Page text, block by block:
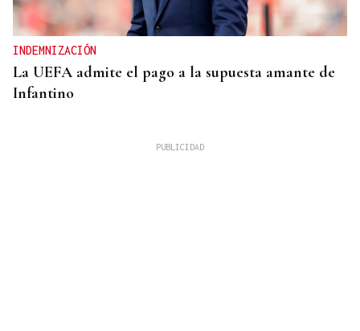
INDEMNIZACIÓN
La UEFA admite el pago a la supuesta amante de
Infantino